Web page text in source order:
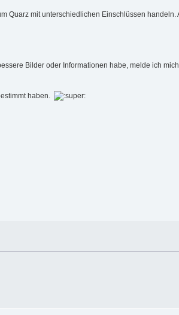
Quarz mit unterschiedlichen Einschlüssen
Bilder oder Informationen habe, melde ich
haben.